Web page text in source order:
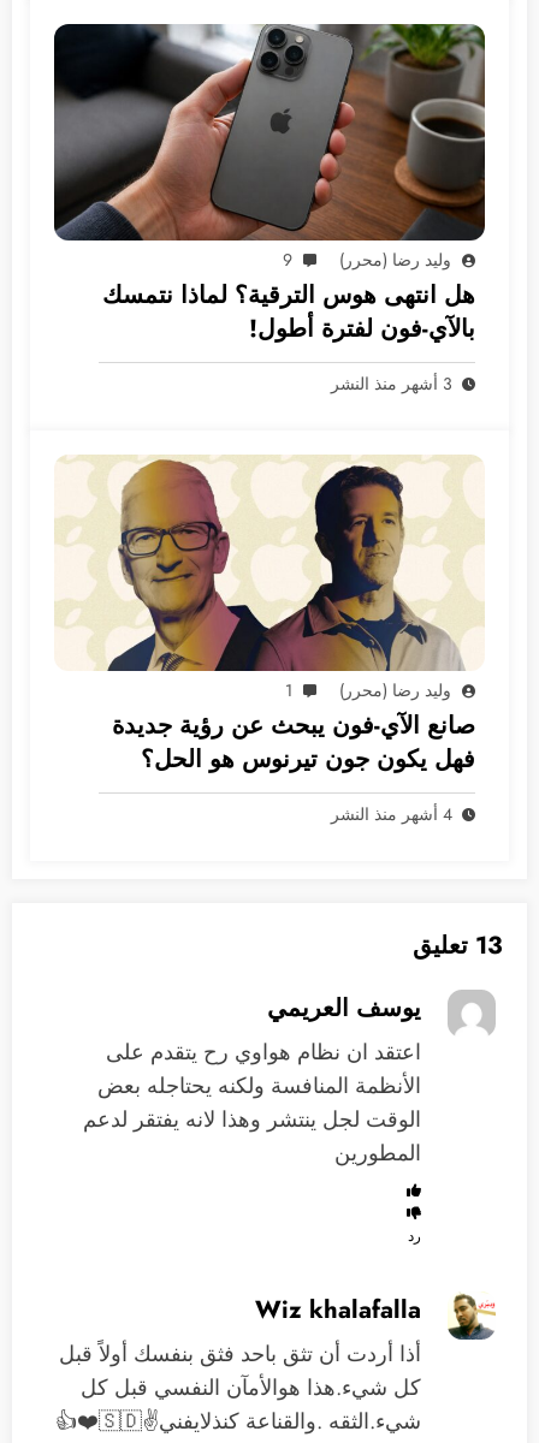
وليد رضا (محرر) 9
هل انتهى هوس الترقية؟ لماذا نتمسك
بالآي-فون لفترة أطول!
3 أشهر منذ النشر
وليد رضا (محرر) 1
صانع الآي-فون يبحث عن رؤية جديدة
فهل يكون جون تيرنوس هو الحل؟
4 أشهر منذ النشر
13 تعليق
يوسف العريمي
اعتقد ان نظام هواوي رح يتقدم على
الأنظمة المنافسة ولكنه يحتاجله بعض
الوقت لجل ينتشر وهذا لانه يفتقر لدعم
المطورين
رد
Wiz khalafalla
أذا أردت أن تثق باحد فثق بنفسك أولاً قبل
كل شيء.هذا هوالأمآن النفسي قبل كل
شيء.الثقه .والقناعة كنذلايفني✌️🇸🇩❤️👍